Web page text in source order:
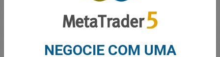
Saldo para trading
NEGOCIE COM UMA